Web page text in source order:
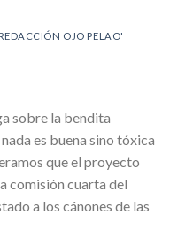
REDACCIÓN OJO PELAO'
sobre la bendita
es buena sino tóxica
que el proyecto
comisión cuarta del
a los cánones de las